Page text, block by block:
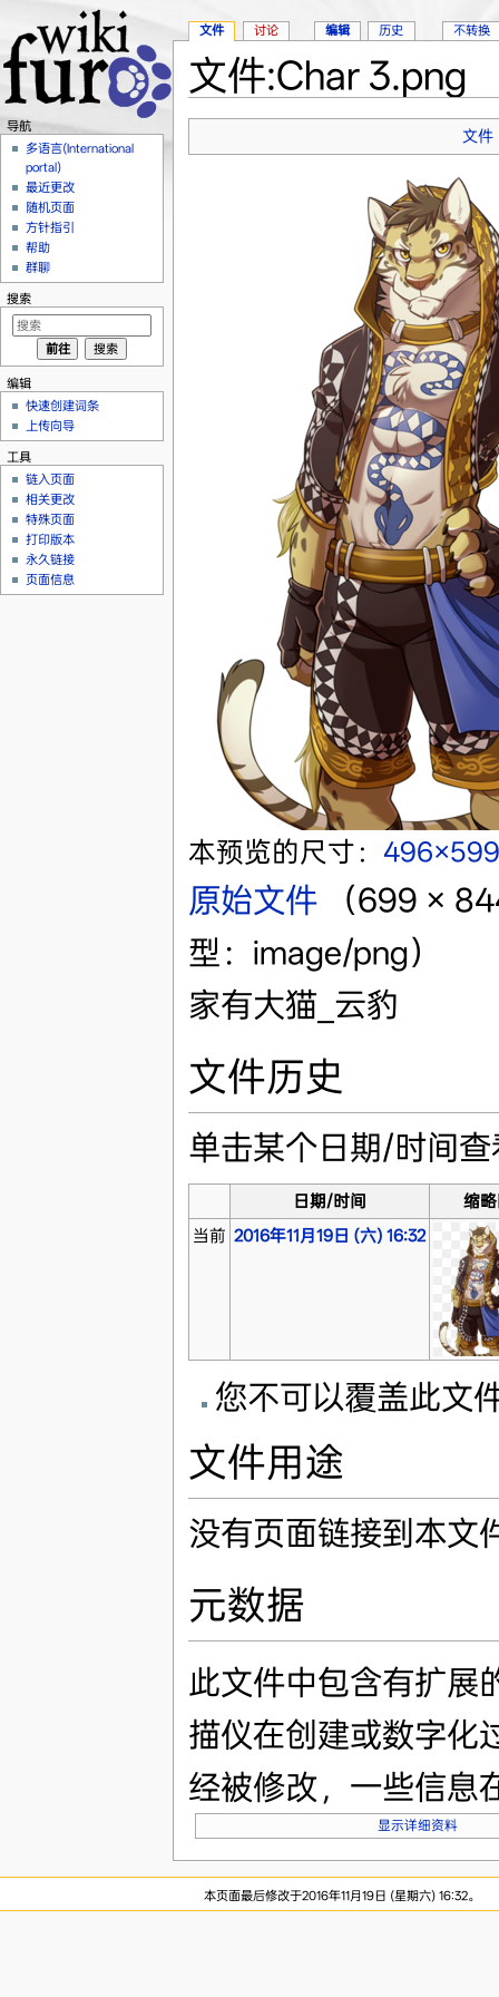
文件:Char 3.png
文件
本预览的尺寸：
原始文件‎
（699 ×
型：image/png）
家有大猫_云豹
文件历史
单击某个日期/时间
日期/时间
缩
当前 2016年11月19日 (六) 16:32
您不可以覆盖此文
文件用途
没有页面链接到本文
元数据
此文件中包含有扩展
描仪在创建或数字化
经被修改，一些信息
显示详细资料
文件 讨论 编辑 历史 不转换
导航
多语言(International
portal)
最近更改
随机页面
方针指引
帮助
群聊
搜索
编辑
快速创建词条
上传向导
工具
链入页面
相关更改
特殊页面
打印版本
永久链接
页面信息
本页面最后修改于2016年11月19日 (星期六) 16:32。